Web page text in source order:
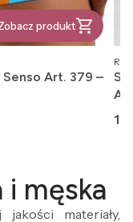
produkt
Art. 379 –
i męska
jakości materiały,